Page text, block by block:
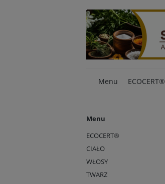
Menu ECOCERT®
Menu
ECOCERT®
CIAŁO
WŁOSY
TWARZ